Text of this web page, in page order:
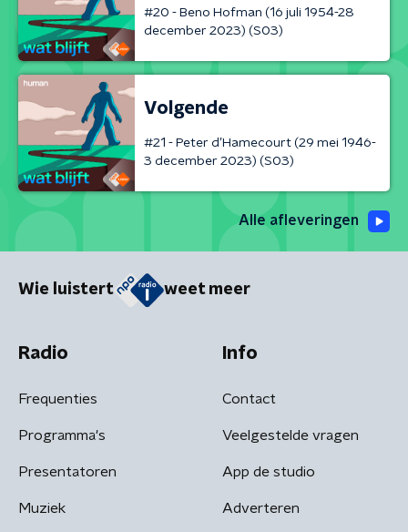
#20 - Beno Hofman (16 juli 1954-28
december 2023) (S03)
Volgende
#21 - Peter d’Hamecourt (29 mei 1946-
3 december 2023) (S03)
Alle afleveringen
Wie luistert weet meer
Radio
Frequenties
Programma's
Presentatoren
Muziek
Info
Contact
Veelgestelde vragen
App de studio
Adverteren